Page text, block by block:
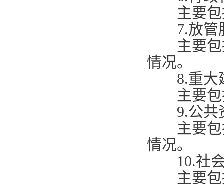
主要包
7.放
主要包
情况。
8.重
主要包
9.公
主要包
情况。
10.社
主要包